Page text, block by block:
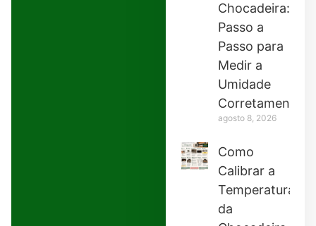
Chocadeira:
Passo a
Passo para
Medir a
Umidade
Corretamente
agosto 8, 2026
Como
Calibrar a
Temperatura
da